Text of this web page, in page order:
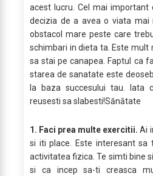
acest lucru. Cel mai
decizia de a avea o viata mai
obstacol mare peste care
schimbari in dieta ta. Este mult
sa stai pe canapea. Faptul ca
starea de sanatate este
la baza succesului tau. Iata
reusesti sa slabesti!Sănătate
1. Faci prea multe exercitii.Ai
si iti place. Este interesant
activitatea fizica. Te simti bine
si ca incep sa-ti creasca